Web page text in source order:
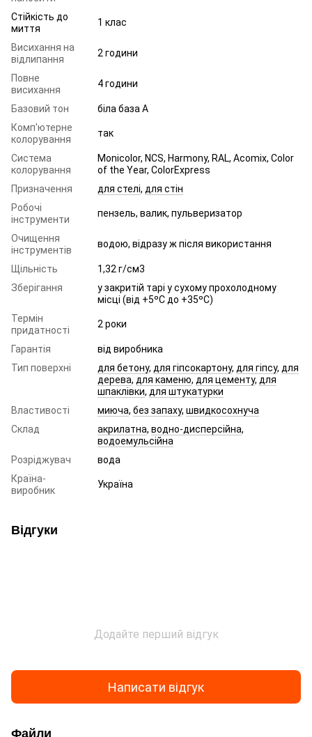
Стійкість до
миття
1 клас
Висихання на
відлипання
2 години
Повне
висихання
4 години
Базовий тон
біла база A
Комп'ютерне
колорування
так
Система
колорування
Monicolor, NCS, Harmony, RAL, Acomix, Color
of the Year, ColorExpress
Призначення
для стелі, для стін
Робочі
інструменти
пензель, валик, пульверизатор
Очищення
інструментів
водою, відразу ж після використання
Щільність
1,32 г/см3
Зберігання
у закритій тарі у сухому прохолодному
місці (від +5ºC до +35ºC)
Термін
придатності
2 роки
Гарантія
від виробника
Тип поверхні
для бетону, для гіпсокартону, для гіпсу, для
дерева, для каменю, для цементу, для
шпаклівки, для штукатурки
Властивості
миюча, без запаху, швидкосохнуча
Склад
акрилатна, водно-дисперсійна,
водоемульсійна
Розріджувач
вода
Країна-
виробник
Україна
Відгуки
Додайте перший відгук
Написати відгук
Файли